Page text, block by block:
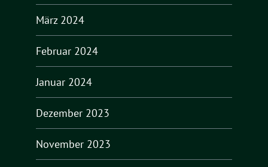
März 2024
Februar 2024
Januar 2024
Dezember 2023
November 2023